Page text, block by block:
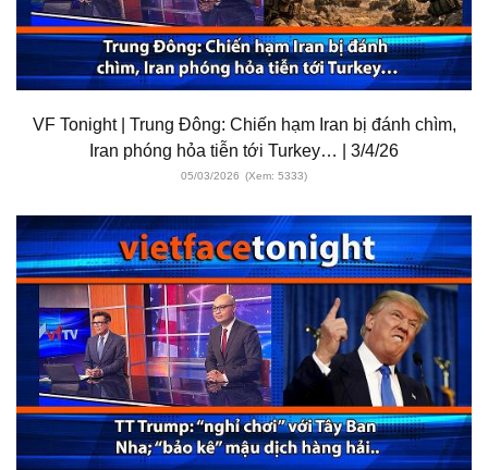
VF Tonight | Trung Đông: Chiến hạm Iran bị đánh chìm,
Iran phóng hỏa tiễn tới Turkey… | 3/4/26
05/03/2026 (Xem: 5333)